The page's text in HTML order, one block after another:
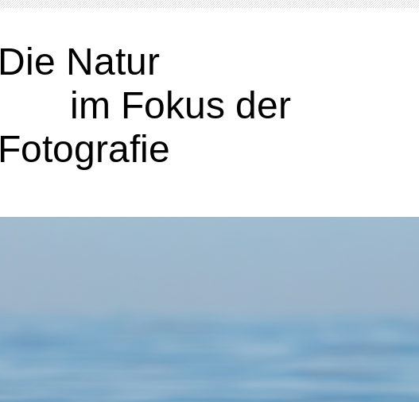
Die Natur
im Fokus der
Fotografie